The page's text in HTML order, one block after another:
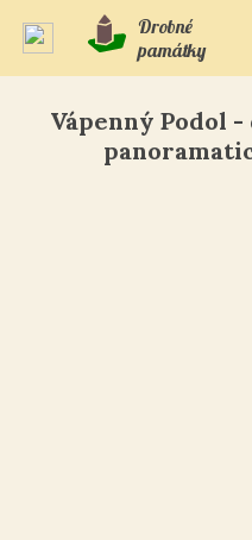
Drobné
památky
Vápenný Podol